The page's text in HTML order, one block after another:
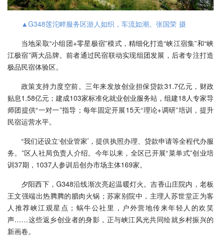
▲G348莲沱畔服务区游人如织，车流如潮。张国荣 摄
当地采取“小组团+零星极宿”模式，精细化打造“峡江宿集”和“峡
江极宿”两大品牌。前者通过民宿联动实现组团发展，后者专注打造
极品民宿体验区。
政策支持力度空前。三年来发放创业担保贷款31.7亿元，财政
贴息1.58亿元；建成103家标准化就业创业服务站，组建18人专家导
师团提供“一对一”指导；每年固定开展15天“理论+调研”培训，提升
民宿运营水平。
“我们还设立‘创业管家’，提供执照办理、贷款申请等全程代办服
务。”区人社局负责人介绍。今年以来，全区已开展“菜单式”创业培
训37期，1037人参训后创办市场主体169家。
夕阳西下，G348沿线渐次亮起温暖灯火。吉香山庄院内，老板
王文强端出热腾腾的腊肉火锅；苏家别院中，主理人苏世堂正为客
人推荐峡江观星点；蜗牛公社里，户外营地传来年轻人的欢笑
声……这些返乡创业者的身影，正与峡江风光共同绘就乡村振兴的
新画卷。